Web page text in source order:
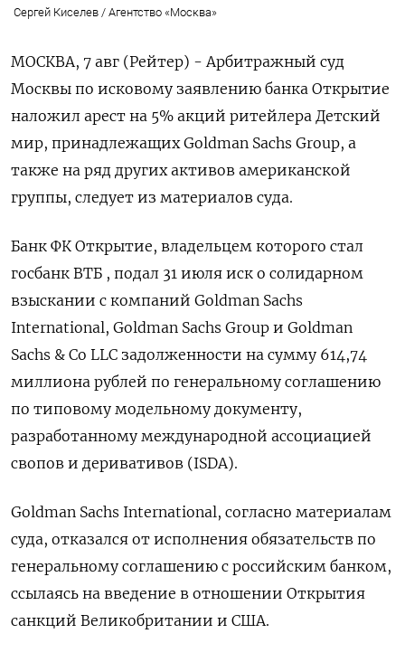
Сергей Киселев / Агентство «Москва»
МОСКВА, 7 авг (Рейтер) - Арбитражный суд
Москвы по исковому заявлению банка Открытие
наложил арест на 5% акций ритейлера Детский
мир, принадлежащих Goldman Sachs Group, а
также на ряд других активов американской
группы, следует из материалов суда.
Банк ФК Открытие, владельцем которого стал
госбанк ВТБ , подал 31 июля иск о солидарном
взыскании с компаний Goldman Sachs
International, Goldman Sachs Group и Goldman
Sachs & Co LLC задолженности на сумму 614,74
миллиона рублей по генеральному соглашению
по типовому модельному документу,
разработанному международной ассоциацией
свопов и деривативов (ISDA).
Goldman Sachs International, согласно материалам
суда, отказался от исполнения обязательств по
генеральному соглашению с российским банком,
ссылаясь на введение в отношении Открытия
санкций Великобритании и США.